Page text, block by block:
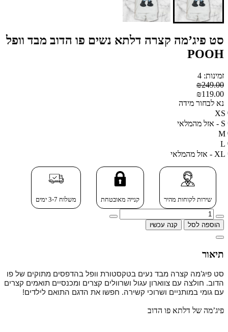
סט פיג’מה קצרה דלתא נשים פו הדוב מבד וופל
POOH
זמינות: 4
₪249.00
₪119.00
נא לבחור מידה
XS
S - אזל מהמלאי
M
L
XL - אזל מהמלאי
שירות לקוחות מהיר קנייה מאובטחת משלוח 3-7 ימים
הוספה לסל קנה עכשיו
תיאור
סט פיג’מה קצרה מבד נעים בטקסטורת וופל בהדפסים מתוקים של פו
הדוב. חולצה עם צווארון עגול ושרוולים קצרים ומכנסיים תואמים קצרים
עם גומי במותניים ושרוכי קשירה. חפשו את הדגם התואם לילדים!
פיג’מה של דלתא פו הדוב